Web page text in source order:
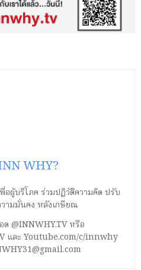
WHY?
อผู้บริโภค ร่วมปฏิวัติความคิด ปรับ
ามมั่นคง หลังเกษียณ
ด @INNWHY.TV หรือ
และ Youtube.com/c/innwhy